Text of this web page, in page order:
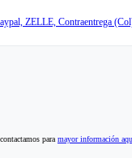
ZELLE, Contraentrega
para mayor información